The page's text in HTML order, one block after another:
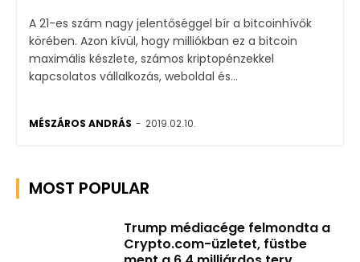
A 21-es szám nagy jelentőséggel bír a bitcoinhívők
körében. Azon kívül, hogy milliókban ez a bitcoin
maximális készlete, számos kriptopénzekkel
kapcsolatos vállalkozás, weboldal és...
MÉSZÁROS ANDRÁS - 2019.02.10.
MOST POPULAR
Trump médiacége felmondta a
Crypto.com-üzletet, füstbe